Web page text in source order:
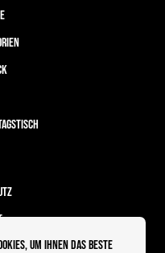
um Ihnen das beste